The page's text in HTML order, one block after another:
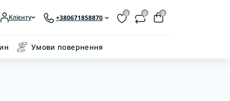
Клієнту +380671858870
0 0 0
Умови повернення